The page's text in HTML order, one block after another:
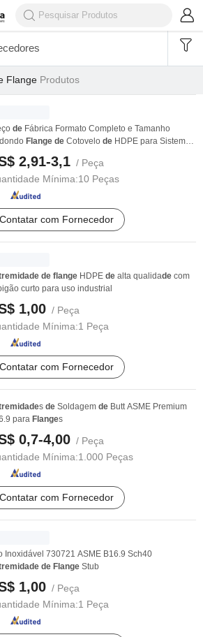
Flange Produtos
de Fábrica Formato Completo e Tamanho
Flange de Cotovelo de HDPE para Sistema
2,91-3,1 / Peça
Mínima:10 Peças
Contatar com Fornecedor
de flange HDPE de alta qualidade com
curto para uso industrial
1,00 / Peça
Mínima:1 Peça
Contatar com Fornecedor
s de Soldagem de Butt ASME Premium
para Flanges
0,7-4,00 / Peça
Mínima:1.000 Peças
Contatar com Fornecedor
Inoxidável 730721 ASME B16.9 Sch40
de Flange Stub
1,00 / Peça
Mínima:1 Peça